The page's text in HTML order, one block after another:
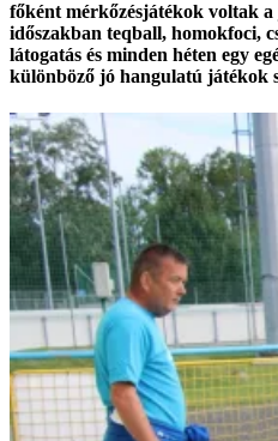
főként mérkőzésjátékok voltak a
időszakban teqball, homokfoci,
látogatás és minden héten egy
különböző jó hangulatú játékok